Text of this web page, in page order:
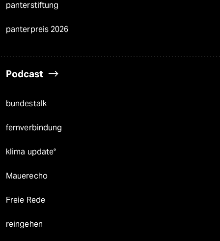
panterstiftung
panterpreis 2026
Podcast
bundestalk
fernverbindung
klima update°
Mauerecho
Freie Rede
reingehen